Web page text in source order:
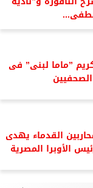
”ماما لبنى” فى
القدماء يهدى
الأوبرا المصرية